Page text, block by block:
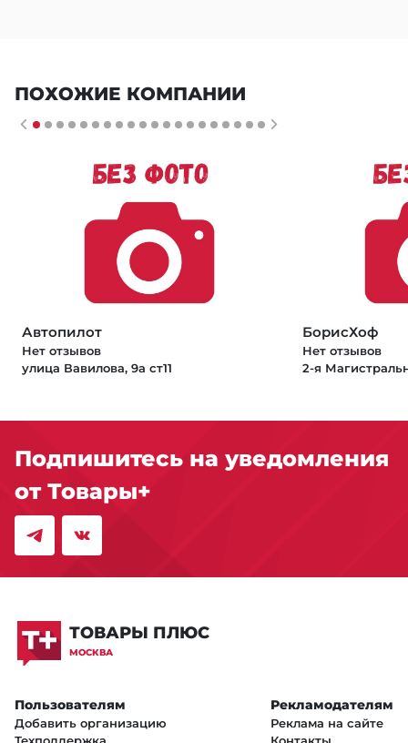
ПОХОЖИЕ КОМПАНИИ
Автопилот
Нет отзывов
улица Вавилова, 9а ст11
БорисХоф
Нет отзывов
2-я
Подпишитесь на уведомления
от Товары+
ТОВАРЫ ПЛЮС
МОСКВА
Пользователям
Добавить организацию
Рекламодателям
Реклама на сайте